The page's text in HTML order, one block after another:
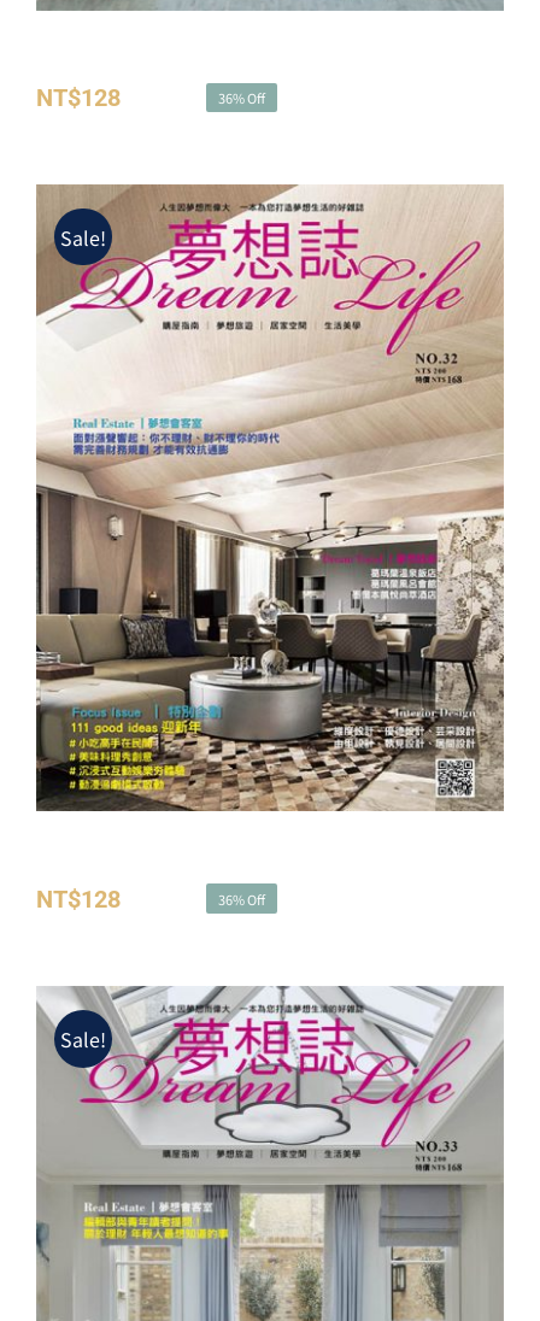
原
價
格：
NT$200。
NT$128
目
價
格：
NT$128。
36% Off
Sale!
夢想誌NO.32－111 good ideas迎新年
原
價
格：
NT$200。
NT$128
目
價
格：
NT$128。
36% Off
Sale!
夢想誌NO.33－品味生活 每天都很chill